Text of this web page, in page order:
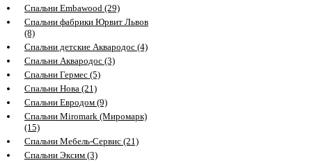
Спальни Embawood (29)
Спальни фабрики Юрвит Львов
(8)
Спальни детские Аквародос (4)
Спальни Аквародос (3)
Спальни Гермес (5)
Спальни Нова (21)
Спальни Евродом (9)
Спальни Miromark (Миромарк)
(15)
Спальни Мебель-Сервис (21)
Спальни Эксим (3)